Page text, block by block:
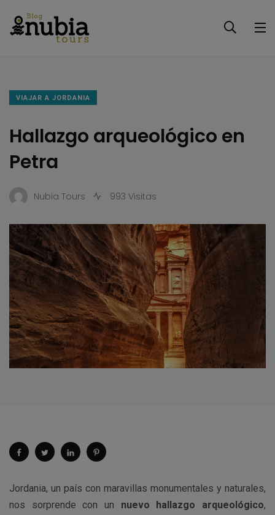
VIAJAR A JORDANIA
Hallazgo arqueológico en
Petra
Nubia Tours 993 Visitas
Jordania, un país con maravillas monumentales y naturales,
nos sorprende con un nuevo hallazgo arqueológico,